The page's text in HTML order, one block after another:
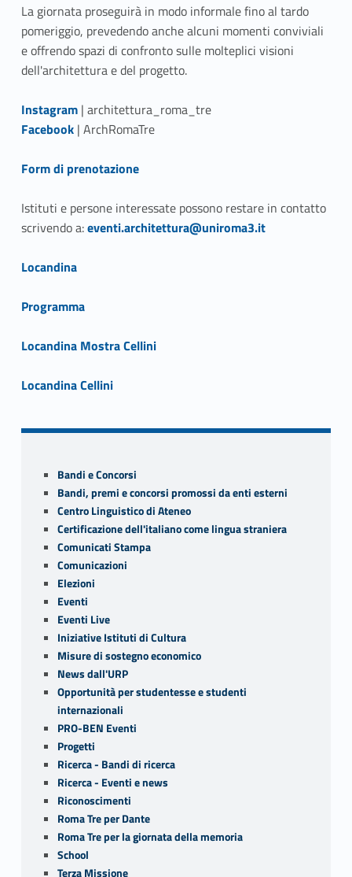
La giornata proseguirà in modo informale fino al tardo
pomeriggio, prevedendo anche alcuni momenti conviviali
e offrendo spazi di confronto sulle molteplici visioni
dell'architettura e del progetto.
Link identifier #identifier__49153-1Instagram| architettura_roma_tre
Link identifier #identifier__166044-2
Facebook| ArchRomaTre
Link identifier #identifier__155920-3
Form di prenotazione
Istituti e persone interessate possono restare in contatto
scrivendo a:eventi.architettura@uniroma3.it
Link identifier #identifier__32240-5Locandina
Link identifier #identifier__76409-6
Programma
Link identifier #identifier__43316-7Locandina Mostra Cellini
Link identifier #identifier__51924-8Locandina Cellini
Sidebar
Bandi e Concorsi
Bandi, premi e concorsi promossi da enti esterni
Centro Linguistico di Ateneo
Certificazione dell'italiano come lingua straniera
Comunicati Stampa
Comunicazioni
Elezioni
Eventi
Eventi Live
Iniziative Istituti di Cultura
Misure di sostegno economico
News dall'URP
Opportunità per studentesse e studenti
internazionali
PRO-BEN Eventi
Progetti
Ricerca - Bandi di ricerca
Ricerca - Eventi e news
Riconoscimenti
Roma Tre per Dante
Roma Tre per la giornata della memoria
School
Terza Missione